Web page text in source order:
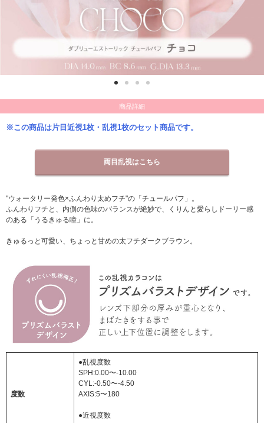
商品詳細
※この商品は片目近視1枚・乱視1枚のセット商品です。
両目乱視はこちら
"ウォータリー発色×ふんわり太めフチ"の「チュールパフ」。
ふんわりフチと、内側の色味のバランスが絶妙で、くりんと愛らしドーリー感
のある「うるきゅる瞳」に。
きゅるっと可愛い、ちょっと甘めの太フチダークブラウン。
度数
●乱視度数
SPH:0.00〜-10.00
CYL:-0.50〜-4.50
AXIS:5〜180
●近視度数